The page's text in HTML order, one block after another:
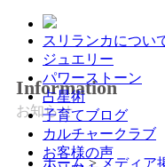
スリランカについ
ジュエリー
パワーストーン
占星術
子育てブログ
カルチャークラブ
お客様の声
Information
お知らせ
ホーム>メディア